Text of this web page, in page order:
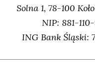
Solna 1, 78-100
NIP: 881-
ING Bank Śląski: